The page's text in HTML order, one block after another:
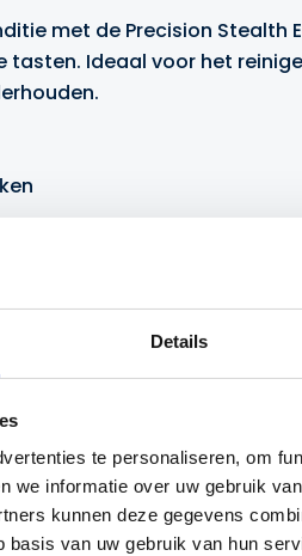
Details
te personaliseren, om
we informatie over uw gebruik
kunnen deze gegevens
van uw gebruik van hun
met de Precision Stealth
Ideaal voor het
niet aan
handschoenen te behouden